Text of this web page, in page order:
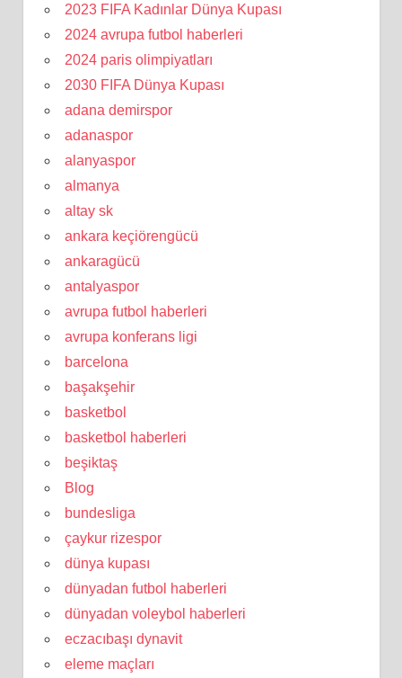
2023 FIFA Kadınlar Dünya Kupası
2024 avrupa futbol haberleri
2024 paris olimpiyatları
2030 FIFA Dünya Kupası
adana demirspor
adanaspor
alanyaspor
almanya
altay sk
ankara keçiörengücü
ankaragücü
antalyaspor
avrupa futbol haberleri
avrupa konferans ligi
barcelona
başakşehir
basketbol
basketbol haberleri
beşiktaş
Blog
bundesliga
çaykur rizespor
dünya kupası
dünyadan futbol haberleri
dünyadan voleybol haberleri
eczacıbaşı dynavit
eleme maçları